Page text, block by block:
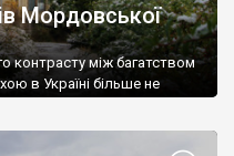
Мордовської
контрасту між багатством
в Україні більше не